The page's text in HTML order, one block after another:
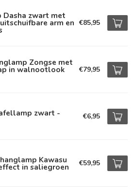
Dasha zwart met
arm en €85,95
Zongse met
in walnootlook €79,95
zwart - €6,95
Kawasu
in saliegroen €59,95